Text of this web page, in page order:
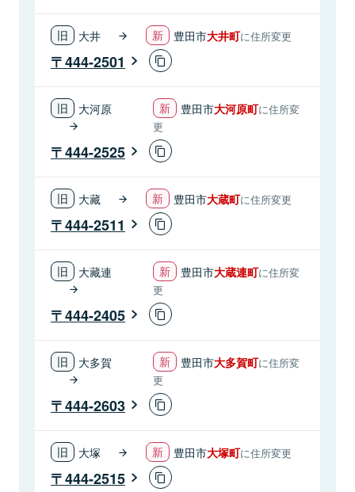
大井 豊田市大井町に住所変更
444-2501
大河原 豊田市大河原町に住所変
更
444-2525
大藏 豊田市大蔵町に住所変更
444-2511
大藏連 豊田市大蔵連町に住所変
更
444-2405
大多賀 豊田市大多賀町に住所変
更
444-2603
大塚 豊田市大塚町に住所変更
444-2515